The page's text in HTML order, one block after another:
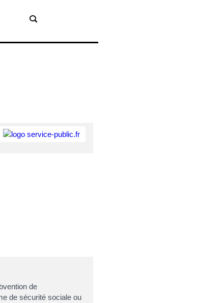
de
de sécurité sociale ou